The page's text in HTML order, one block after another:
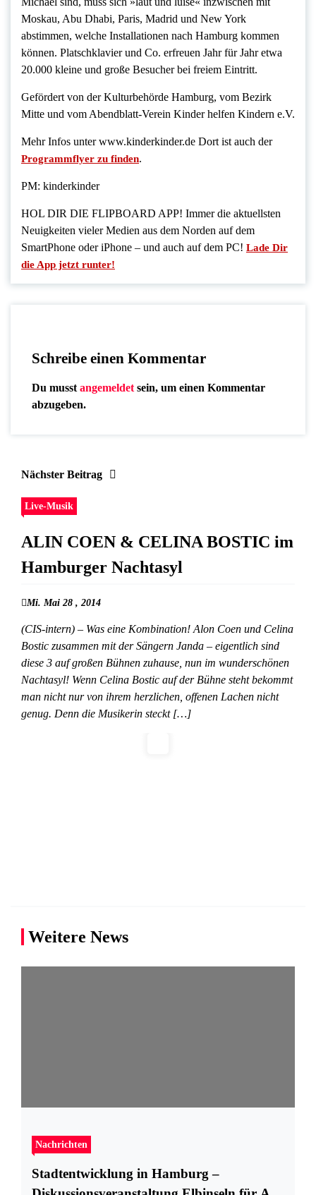
Moskau, Abu Dhabi, Paris, Madrid und New York
abstimmen, welche Installationen nach Hamburg kommen
können. Platschklavier und Co. erfreuen Jahr für Jahr etwa
20.000 kleine und große Besucher bei freiem Eintritt.
Gefördert von der Kulturbehörde Hamburg, vom Bezirk
Mitte und vom Abendblatt-Verein Kinder helfen Kindern e.V.
Mehr Infos unter www.kinderkinder.de Dort ist auch der
Programmflyer zu finden.
PM: kinderkinder
HOL DIR DIE FLIPBOARD APP! Immer die aktuellsten
Neuigkeiten vieler Medien aus dem Norden auf dem
SmartPhone oder iPhone – und auch auf dem PC! Lade Dir
die App jetzt runter!
Schreibe einen Kommentar
Du musst angemeldet sein, um einen Kommentar
abzugeben.
Nächster Beitrag
Live-Musik
ALIN COEN & CELINA BOSTIC im
Hamburger Nachtasyl
Mi. Mai 28 , 2014
(CIS-intern) – Was eine Kombination! Alon Coen und Celina
Bostic zusammen mit der Sängern Janda – eigentlich sind
diese 3 auf großen Bühnen zuhause, nun im wunderschönen
Nachtasyl! Wenn Celina Bostic auf der Bühne steht bekommt
man nicht nur von ihrem herzlichen, offenen Lachen nicht
genug. Denn die Musikerin steckt […]
Weitere News
Nachrichten
Stadtentwicklung in Hamburg –